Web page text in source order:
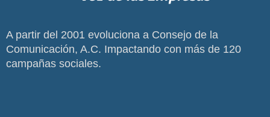
A partir del 2001 evoluciona a Consejo de la
Comunicación, A.C. Impactando con más de 120
campañas sociales.